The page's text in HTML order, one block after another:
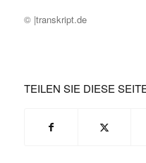
© |transkript.de
TEILEN SIE DIESE